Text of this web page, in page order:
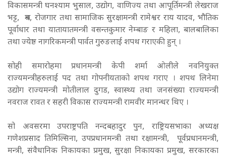
विकासमन्त्री घनश्याम भुसाल, उद्योग, वाणिज्य तथा आपूर्तिमन्त्री लेखराज
भट्ट, श्रम, रोजगार तथा सामाजिक सुरक्षामन्त्री रामेश्वर राय यादव, भौतिक
पूर्वाधार तथा यातायातमन्त्री वसन्तकुमार नेम्बाङ र महिला, बालबालिका
तथा ज्येष्ठ नागरिकमन्त्री पार्वत गुरुङलाई शपथ गराएकी हुन् ।
सोही समारोहमा प्रधानमन्त्री केपी शर्मा ओलीले नवनियुक्त
राज्यमन्त्रीहरुलाई पद तथा गोपनीयताको शपथ गराए । शपथ लिनेमा
उद्योग राज्यमन्त्री मोतीलाल दुगड, स्वास्थ्य तथा जनसंख्या राज्यमन्त्री
नवराज रावत र सहरी विकास राज्यमन्त्री रामवीर मानन्धर थिए ।
सो अवसरमा उपराष्ट्रपति नन्दबहादुर पुन, राष्ट्रियसभाका अध्यक्ष
गणेशप्रसाद तिमिल्सिना, उपप्रधानमन्त्री तथा रक्षामन्त्री, पूर्वप्रधानमन्त्री,
मन्त्री, संवैधानिक निकायका प्रमुख, सुरक्षा निकायका प्रमुख, सरकारका